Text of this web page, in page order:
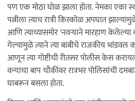
पण एक मोठा घोळ झाला होता. नेमका एका
पत्नीला त्याच रात्री किरकोळ अपघात
आणि त्याच्यासमोर 'नवर्‍याने मारहाण
गेल्यामुळे त्याने त्या बाबीचे राजकीय भांडवल
आणून त्या गोष्टीची रीतसर पोलीस केस
वन्याचा बाप चौकीवर रात्रभर पोलिसांची
घाबरून बसला होता.